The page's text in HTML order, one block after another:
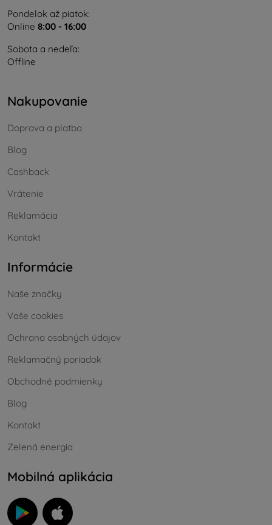
Pondelok až piatok:
Online 8:00 - 16:00
Sobota a nedeľa:
Offline
Nakupovanie
Doprava a platba
Blog
Cashback
Vrátenie
Reklamácia
Kontakt
Informácie
Naše značky
Vaše cookies
Ochrana osobných údajov
Reklamačný poriadok
Obchodné podmienky
Blog
Kontakt
Zelená energia
Mobilná aplikácia